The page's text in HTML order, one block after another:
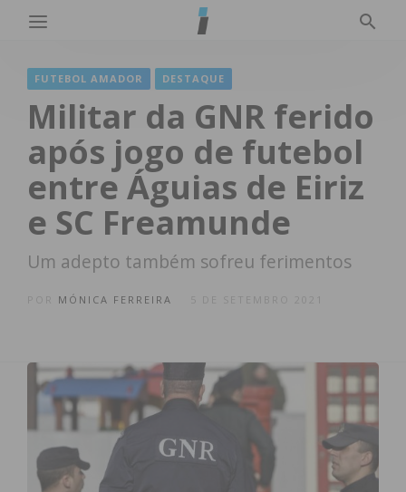
FUTEBOL AMADOR DESTAQUE
Militar da GNR ferido
após jogo de futebol
entre Águias de Eiriz
e SC Freamunde
Um adepto também sofreu ferimentos
MÓNICA FERREIRA 5 DE SETEMBRO 2021